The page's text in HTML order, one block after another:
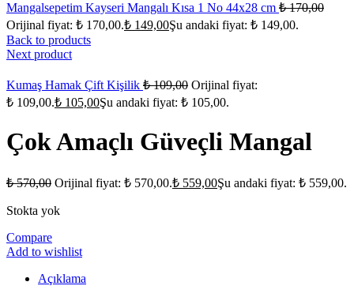
Mangalsepetim Kayseri Mangalı Kısa 1 No 44x28 cm ₺170,00
Orijinal fiyat: ₺ 170,00.₺ 149,00Şu andaki fiyat: ₺ 149,00.
Back to products
Next product
Kumaş Hamak Çift Kişilik ₺109,00 Orijinal fiyat:
₺ 109,00.₺ 105,00Şu andaki fiyat: ₺ 105,00.
Çok Amaçlı Güveçli Mangal
₺570,00 Orijinal fiyat: ₺ 570,00.₺ 559,00Şu andaki fiyat: ₺ 559,00.
Stokta yok
Compare
Add to wishlist
Açıklama